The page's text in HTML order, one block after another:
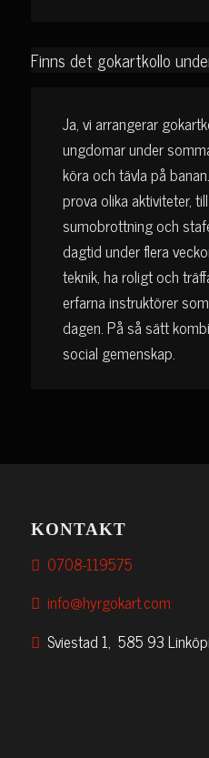
Finns det gokartkollo
Ja, vi arrangerar
ungdomar under
köra och tävla på
prova olika aktiviteter,
sumobrottning och
dagtid under flera
teknik, ha roligt och
erfarna instruktörer
dagen. På så sätt
social gemenskap.
KONTAKT
0708-119575
info@hyrgokart.com
Sviestad 1, 585 93